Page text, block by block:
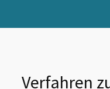
Verfahren